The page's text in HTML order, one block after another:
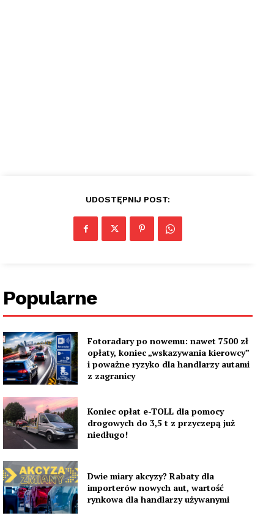
UDOSTĘPNIJ POST:
Popularne
Fotoradary po nowemu: nawet 7500 zł
opłaty, koniec „wskazywania kierowcy”
i poważne ryzyko dla handlarzy autami
z zagranicy
Koniec opłat e-TOLL dla pomocy
drogowych do 3,5 t z przyczepą już
niedługo!
Dwie miary akcyzy? Rabaty dla
importerów nowych aut, wartość
rynkowa dla handlarzy używanymi